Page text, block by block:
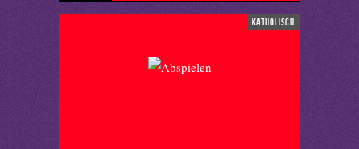
katholisch